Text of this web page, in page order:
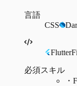
言語
CSS
Flutter
必須スキル
・